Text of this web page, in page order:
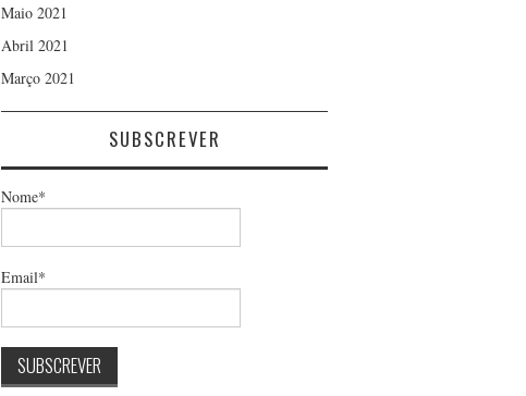
Maio 2021
Abril 2021
Março 2021
SUBSCREVER
Nome*
Email*